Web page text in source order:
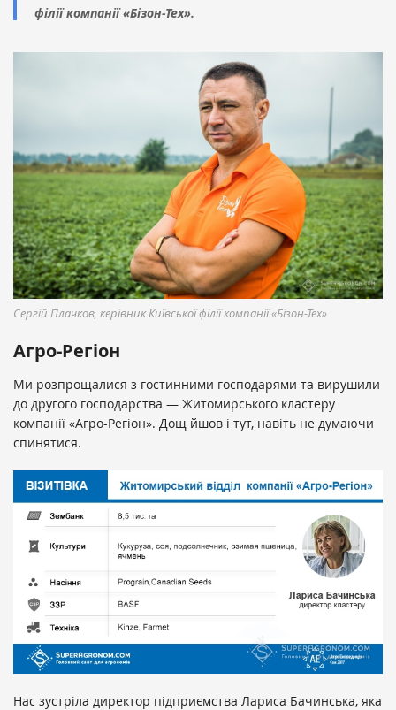
філії компанії «Бізон-Тех».
Сергій Плачков, керівник Київської філії компанії «Бізон-Тех»
Агро-Регіон
Ми розпрощалися з гостинними господарями та вирушили
до другого господарства — Житомирського кластеру
компанії «Агро-Регіон». Дощ йшов і тут, навіть не думаючи
спинятися.
Нас зустріла директор підприємства Лариса Бачинська, яка